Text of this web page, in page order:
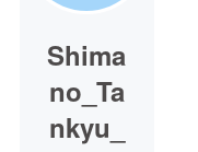
Shima
no_Ta
nkyu_